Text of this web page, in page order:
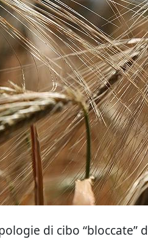
di cibo “bloccate”